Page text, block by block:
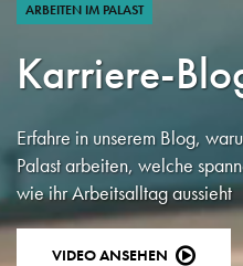
ARBEITEN IM PALAST
Karriere-
Erfahre in unserem Blog,
Palast arbeiten, welche
wie ihr Arbeitsalltag aussieht
VIDEO ANSEHEN